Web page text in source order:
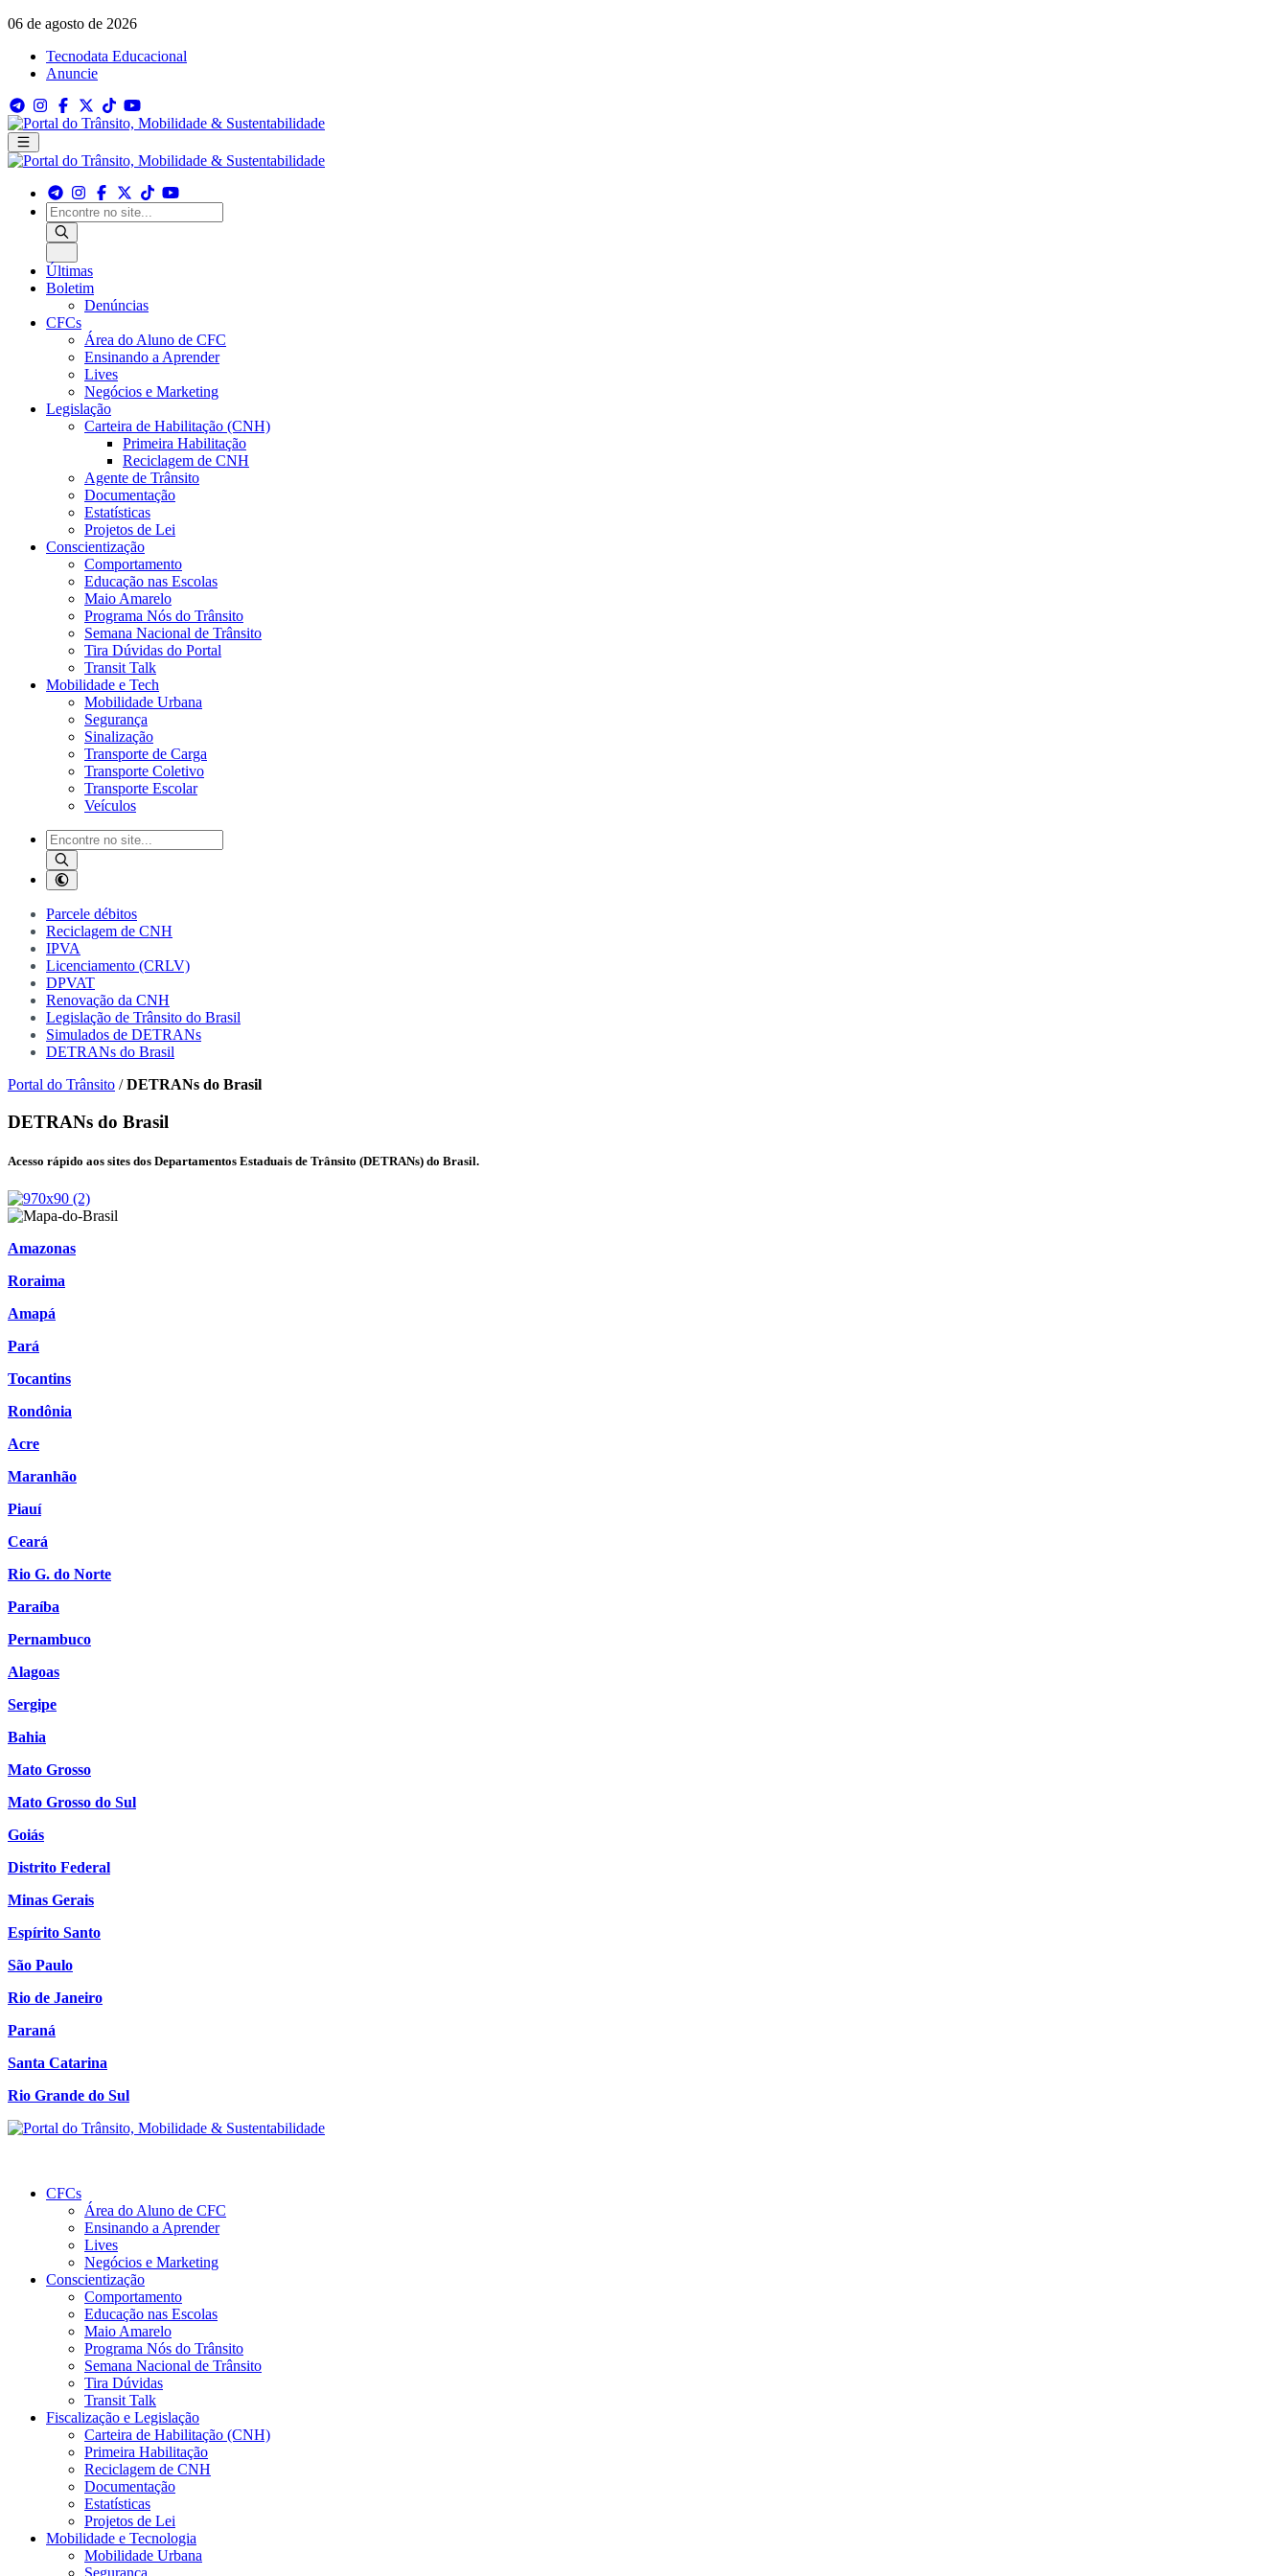
06 de agosto de 2026
Tecnodata Educacional
Anuncie
Últimas
Boletim
Denúncias
CFCs
Área do Aluno de CFC
Ensinando a Aprender
Lives
Negócios e Marketing
Legislação
Carteira de Habilitação (CNH)
Primeira Habilitação
Reciclagem de CNH
Agente de Trânsito
Documentação
Estatísticas
Projetos de Lei
Conscientização
Comportamento
Educação nas Escolas
Maio Amarelo
Programa Nós do Trânsito
Semana Nacional de Trânsito
Tira Dúvidas do Portal
Transit Talk
Mobilidade e Tech
Mobilidade Urbana
Segurança
Sinalização
Transporte de Carga
Transporte Coletivo
Transporte Escolar
Veículos
Parcele débitos
Reciclagem de CNH
IPVA
Licenciamento (CRLV)
DPVAT
Renovação da CNH
Legislação de Trânsito do Brasil
Simulados de DETRANs
DETRANs do Brasil
Portal do Trânsito /DETRANs do Brasil
DETRANs do Brasil
Acesso rápido aos sites dos Departamentos Estaduais de Trânsito (DETRANs) do Brasil.
Amazonas
Roraima
Amapá
Pará
Tocantins
Rondônia
Acre
Maranhão
Piauí
Ceará
Rio G. do Norte
Paraíba
Pernambuco
Alagoas
Sergipe
Bahia
Mato Grosso
Mato Grosso do Sul
Goiás
Distrito Federal
Minas Gerais
Espírito Santo
São Paulo
Rio de Janeiro
Paraná
Santa Catarina
Rio Grande do Sul
CFCs
Área do Aluno de CFC
Ensinando a Aprender
Lives
Negócios e Marketing
Conscientização
Comportamento
Educação nas Escolas
Maio Amarelo
Programa Nós do Trânsito
Semana Nacional de Trânsito
Tira Dúvidas
Transit Talk
Fiscalização e Legislação
Carteira de Habilitação (CNH)
Primeira Habilitação
Reciclagem de CNH
Documentação
Estatísticas
Projetos de Lei
Mobilidade e Tecnologia
Mobilidade Urbana
Segurança